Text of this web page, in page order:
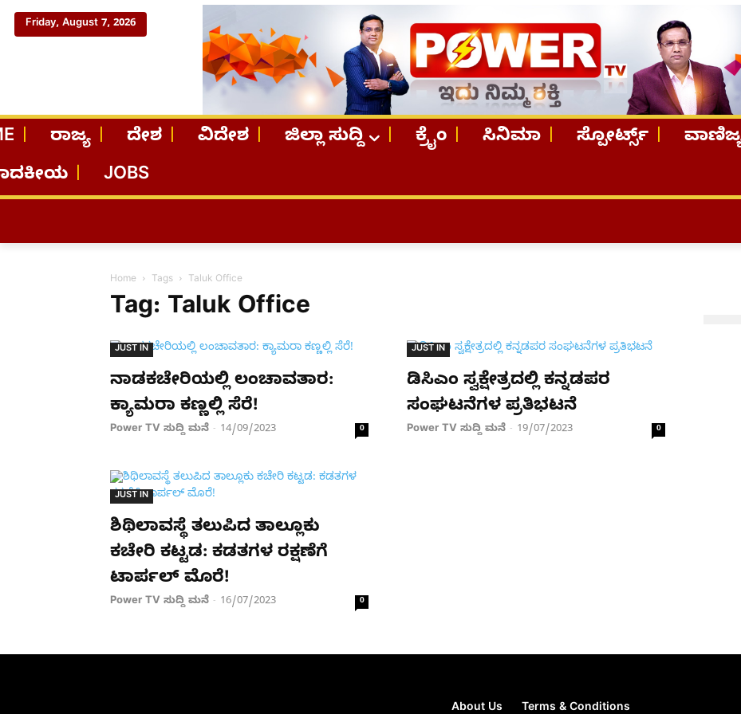
Friday, August 7, 2026
ರಾಜ್ಯ ದೇಶ ವಿದೇಶ ಜಿಲ್ಲಾ ಸುದ್ದಿ ಕ್ರೈಂ ಸಿನಿಮಾ ಸ್ಪೋರ್ಟ್ಸ್
JOBS
Home Tags Taluk Office
Tag: Taluk Office
JUST IN
ನಾಡಕಚೇರಿಯಲ್ಲಿ ಲಂಚಾವತಾರ:
ಕ್ಯಾಮರಾ ಕಣ್ಣಲ್ಲಿ ಸೆರೆ!
Power TV ಸುದ್ದಿ ಮನೆ - 14/09/2023 0
JUST IN
ಡಿಸಿಎಂ ಸ್ವಕ್ಷೇತ್ರದಲ್ಲಿ ಕನ್ನಡಪರ
ಸಂಘಟನೆಗಳ ಪ್ರತಿಭಟನೆ
Power TV ಸುದ್ದಿ ಮನೆ - 19/07/2023 0
JUST IN
ಶಿಥಿಲಾವಸ್ಥೆ ತಲುಪಿದ ತಾಲ್ಲೂಕು
ಕಚೇರಿ ಕಟ್ಟಡ: ಕಡತಗಳ ರಕ್ಷಣೆಗೆ
ಟಾರ್ಪಲ್​ ಮೊರೆ!
Power TV ಸುದ್ದಿ ಮನೆ - 16/07/2023 0
About Us Terms & Conditions